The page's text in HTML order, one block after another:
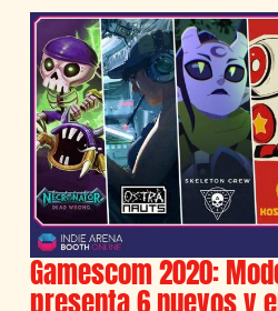
Gamescom 2020:
presenta 6 nuevos y